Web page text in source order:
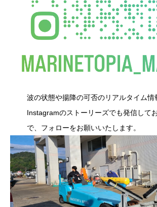
波の状態や揚降の可否のリアルタイム情
Instagramのストーリーズでも発信して
で、フォローをお願いいたします。